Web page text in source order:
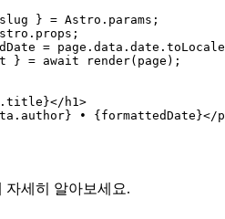
slug } = Astro . params ;
. props ;
= page . data . date .
} = await render(page);
. title }</ h1 >
. author } • { formattedDate }</p
자세히 알아보세요.